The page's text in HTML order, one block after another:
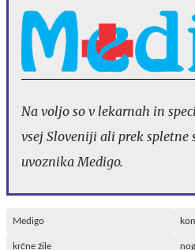
Na voljo so v lekarnah in
vsej Sloveniji ali prek spletne
uvoznika Medigo.
Medigo
krčne žile